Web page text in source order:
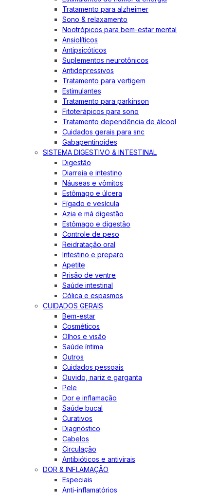
Tratamento para alzheimer
Sono & relaxamento
Nootrópicos para bem-estar mental
Ansiolíticos
Antipsicóticos
Suplementos neurotônicos
Antidepressivos
Tratamento para vertigem
Estimulantes
Tratamento para parkinson
Fitoterápicos para sono
Tratamento dependência de álcool
Cuidados gerais para snc
Gabapentinoides
SISTEMA DIGESTIVO & INTESTINAL
Digestão
Diarreia e intestino
Náuseas e vômitos
Estômago e úlcera
Fígado e vesícula
Azia e má digestão
Estômago e digestão
Controle de peso
Reidratação oral
Intestino e preparo
Apetite
Prisão de ventre
Saúde intestinal
Cólica e espasmos
CUIDADOS GERAIS
Bem-estar
Cosméticos
Olhos e visão
Saúde íntima
Outros
Cuidados pessoais
Ouvido, nariz e garganta
Pele
Dor e inflamação
Saúde bucal
Curativos
Diagnóstico
Cabelos
Circulação
Antibióticos e antivirais
DOR & INFLAMAÇÃO
Especiais
Anti-inflamatórios